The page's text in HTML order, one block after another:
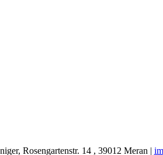
Rosengartenstr. 14 , 39012 Meran |